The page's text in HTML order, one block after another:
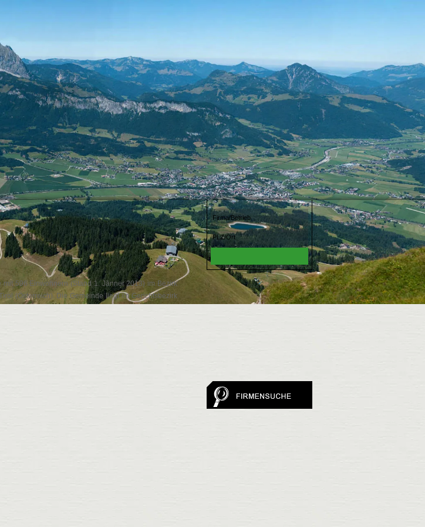
mit 596 Einwohnern (Stand 1. Jänner 2013) im Bezirk
(Österreich). Die Gemeinde liegt im Gerichtsbezirk